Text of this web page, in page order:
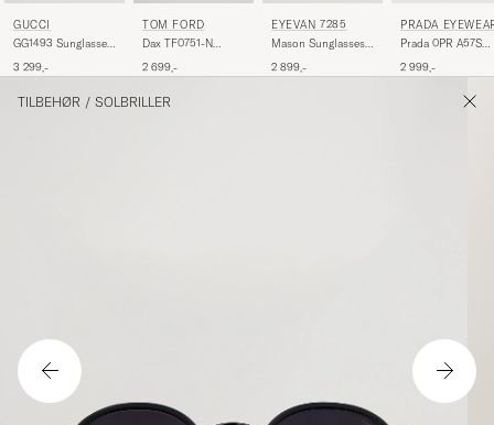
GUCCI
GG1493 Sunglasses
3 299,-
TOM FORD
Dax TF0751-N
2 699,-
EYEVAN 7285
Mason Sunglasses
2 899,-
PRADA
Prada 0PR A57S
Gold
2 999,-
TILBEHØR / SOLBRILLER